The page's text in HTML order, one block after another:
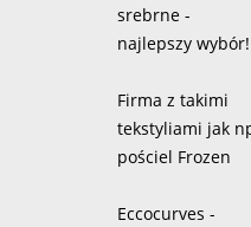
srebrne -
najlepszy wybór!
Firma z takimi
tekstyliami jak
pościel Frozen
Eccocurves -